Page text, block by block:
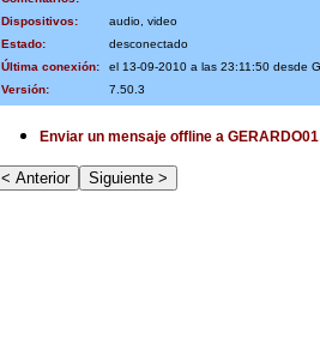
Dispositivos:
audio, video
Estado:
desconectado
Última conexión:
el 13-09-2010 a las 23:11:50 desde
Versión:
7.50.3
Enviar un mensaje offline a GERARDO01